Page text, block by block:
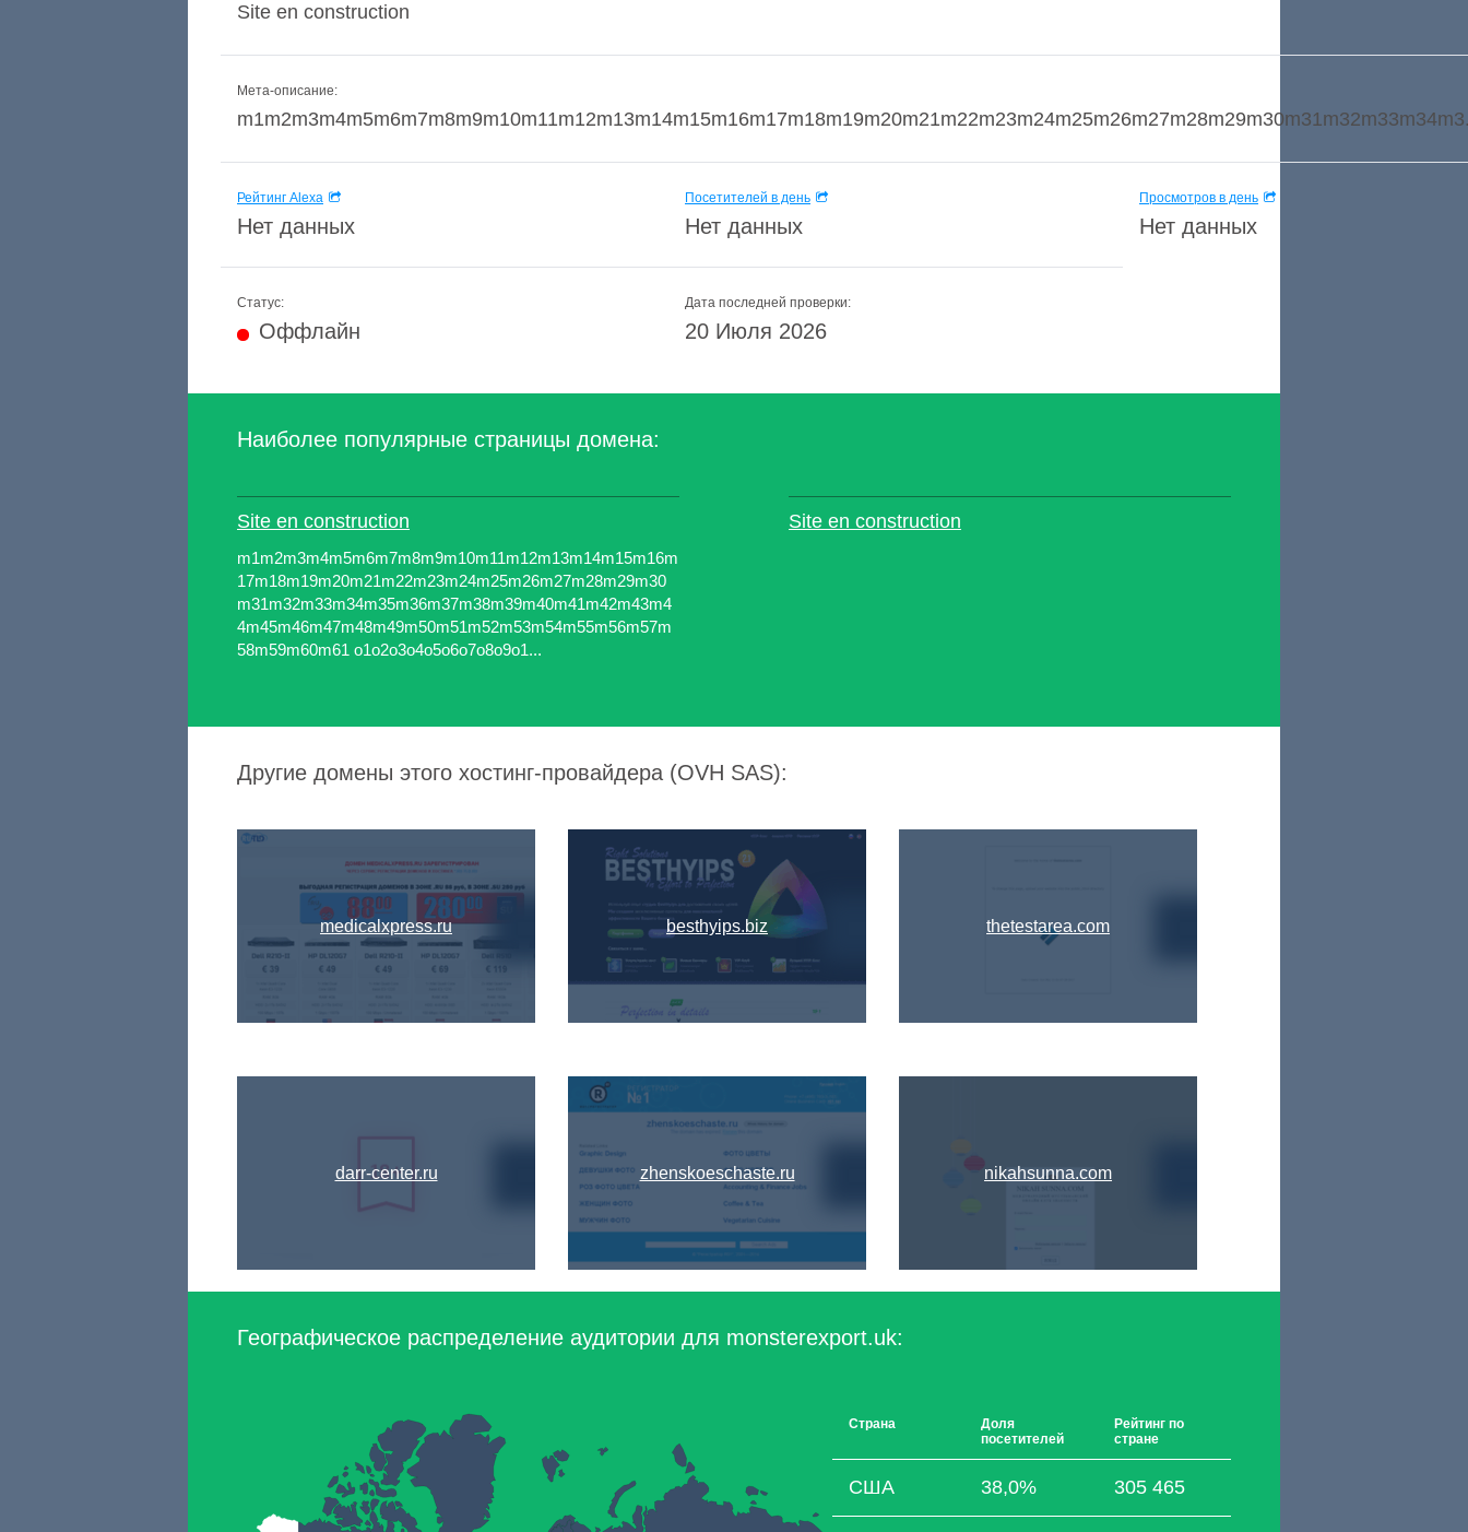
Site en construction
Мета-описание:
Рейтинг Alexa
Нет данных
Посетителей в день
Нет данных
Просмотров в день
Нет данных
Статус:
Оффлайн
Дата последней проверки:
20 Июля 2026
Наиболее популярные страницы домена:
Site en construction
m1m2m3m4m5m6m7m8m9m10m11m12m13m14m15m16m
17m18m19m20m21m22m23m24m25m26m27m28m29m30
m31m32m33m34m35m36m37m38m39m40m41m42m43m4
4m45m46m47m48m49m50m51m52m53m54m55m56m57m
58m59m60m61 o1o2o3o4o5o6o7o8o9o1...
Site en construction
Другие домены этого хостинг-провайдера (OVH SAS):
medicalxpress.ru
darr-center.ru
besthyips.biz
zhenskoeschaste.ru
thetestarea.com
nikahsunna.com
Географическое распределение аудитории для monsterexport.uk:
Страна
Доля
посетителей
Рейтинг по
стране
США 38,0% 305 465